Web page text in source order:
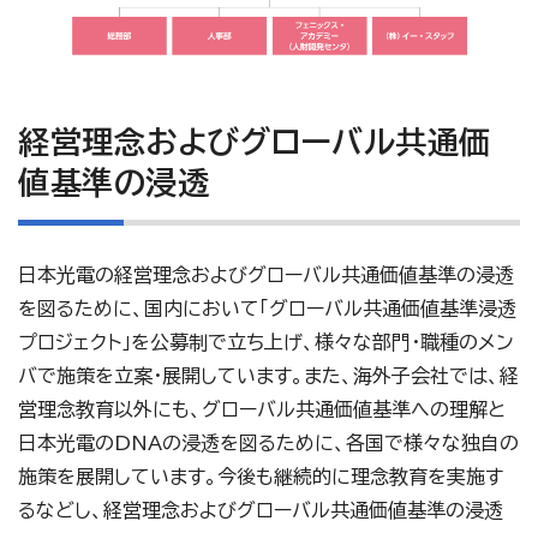
経営理念およびグローバル共通価
値基準の浸透
日本光電の経営理念およびグローバル共通価値基準の浸透
を図るために、国内において「グローバル共通価値基準浸透
プロジェクト」を公募制で立ち上げ、様々な部門・職種のメン
バで施策を立案・展開しています。また、海外子会社では、経
営理念教育以外にも、グローバル共通価値基準への理解と
日本光電のDNAの浸透を図るために、各国で様々な独自の
施策を展開しています。今後も継続的に理念教育を実施す
るなどし、経営理念およびグローバル共通価値基準の浸透